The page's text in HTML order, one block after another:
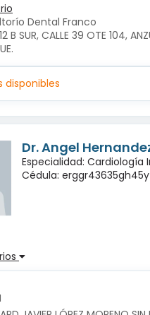
Dental Franco
B SUR, CALLE 39 OTE 104,
disponibles
Dr. Angel
Especialidad: Cardiología
Cédula: